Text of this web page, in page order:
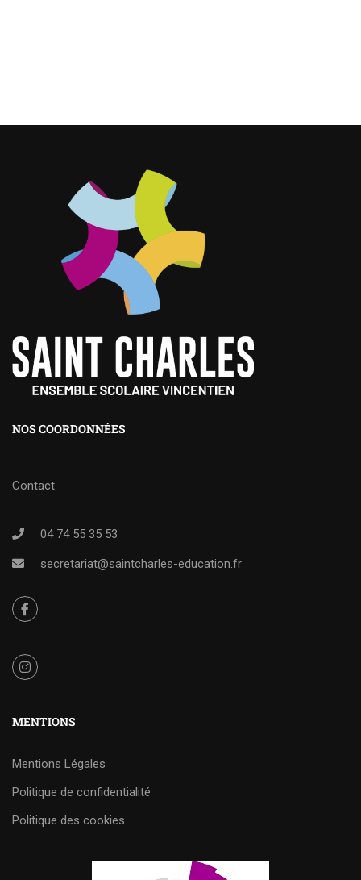
NOS COORDONNÉES
Contact
04 74 55 35 53
secretariat@saintcharles-education.fr
MENTIONS
Mentions Légales
Politique de confidentialité
Politique des cookies